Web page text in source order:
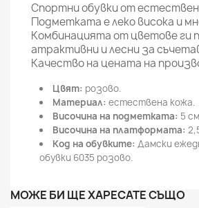
Спортни обувки от
Подметката е леко висока и
Комбинацията от цветове ги
атрактивни и лесни за
Качество на цената на
Цвят: розово.
Материал: естествена кожа.
Височина на подметката: 5
Височина на платформата:
Код на обувките: Дамски
обувки 6035 розово.
МОЖЕ БИ ЩЕ ХАРЕСАТЕ СЪЩО